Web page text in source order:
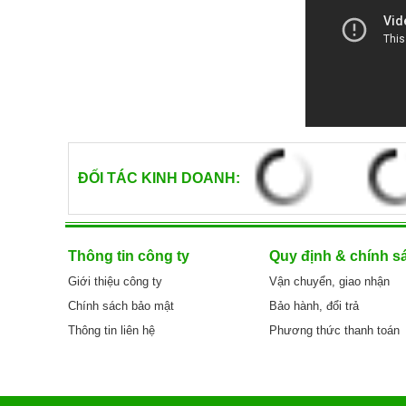
ĐỐI TÁC KINH DOANH:
Thông tin công ty
Giới thiệu công ty
Chính sách bảo mật
Thông tin liên hệ
Quy định & chính
Vận chuyển, giao nhận
Bảo hành, đổi trả
Phương thức thanh toán